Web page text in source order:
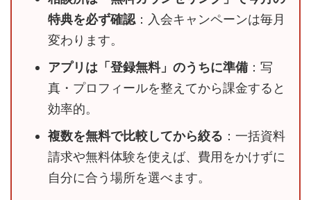
特典を必ず確認：入会キャンペーンは毎月
変わります。
アプリは「登録無料」のうちに準備：写
真・プロフィールを整えてから課金すると
効率的。
複数を無料で比較してから絞る ：一括資料
請求や無料体験を使えば、費用をかけずに
自分に合う場所を選べます。